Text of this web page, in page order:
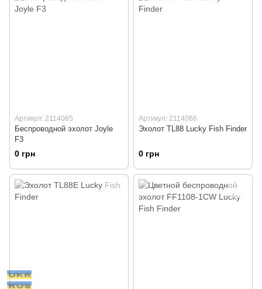
Артикул: 2114065
Беспроводной эхолот Joyle
F3
0 грн
Артикул: 2114066
Эхолот TL88 Lucky Fish Finder
0 грн